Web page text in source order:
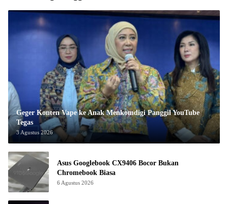
Geger Konten Vape ke Anak Menkomdigi Panggil YouTube
Tegas
3 Agustus 2026
Asus Googlebook CX9406 Bocor Bukan
Chromebook Biasa
6 Agustus 2026